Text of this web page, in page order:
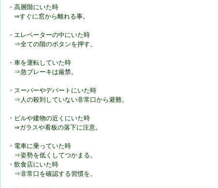
・高層階にいた時
⇒すぐに窓から離れる事。
・エレベーターの中にいた時
⇒全ての階のボタンを押す。
・車を運転していた時
⇒急ブレーキは厳禁。
・スーパーやデパートにいた時
⇒人の殺到していない非常口から避難。
・ビルや建物の近くにいた時
⇒ガラスや看板の落下に注意。
・電車に乗っていた時
⇒姿勢を低くしてつかまる。
・飲食店にいた時
⇒非常口を確認する習慣を。